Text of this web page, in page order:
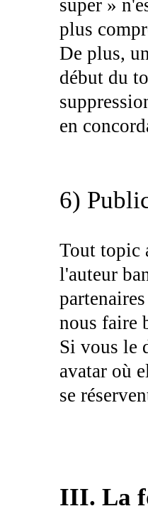
super »
plus
De plus,
début du
en
6)
Tout topic
l'auteur
nous faire
Si vous le
avatar où
se
III. La